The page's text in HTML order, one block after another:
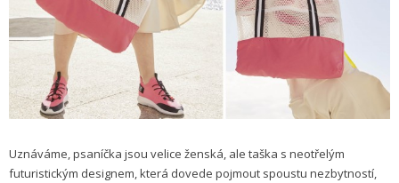
Uznáváme, psaníčka jsou velice ženská, ale taška s neotřelým
futuristickým designem, která dovede pojmout spoustu nezbytností,